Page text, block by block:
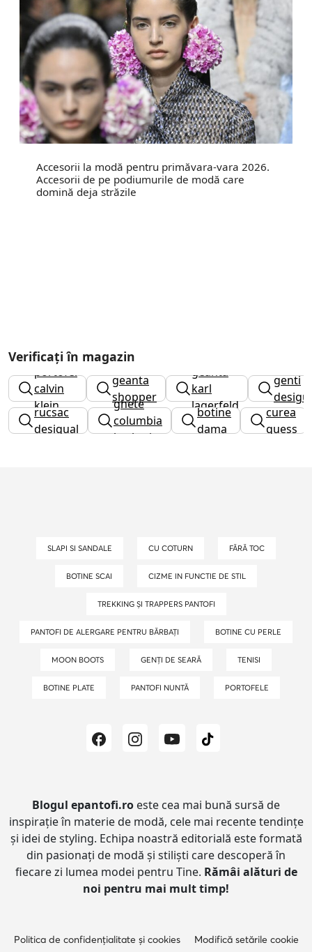
Accesorii la modă pentru primăvara-vara 2026.
Accesorii de pe podiumurile de modă care
domină deja străzile
Verificați în magazin
portofel
calvin
klein
geanta
shopper
geanta
karl
lagerfeld
genti
rucsac
desigual
ghete
columbia
barbati
botine
dama
curea
guess
SLAPI SI SANDALE CU COTURN FĂRĂ TOC
BOTINE SCAI CIZME IN FUNCTIE DE STIL
TREKKING ȘI TRAPPERS PANTOFI
PANTOFI DE ALERGARE PENTRU BĂRBAȚI BOTINE CU PERLE
MOON BOOTS GENȚI DE SEARĂ TENISI
BOTINE PLATE PANTOFI NUNTĂ PORTOFELE
Blogul epantofi.ro este cea mai bună sursă de
inspirație în materie de modă, cele mai recente tendințe
și idei de styling. Echipa noastră editorială este formată
din pasionați de modă și stiliști care descoperă în
fiecare zi lumea modei pentru Tine. Rămâi alături de
noi pentru mai mult timp!
Politica de confidențialitate și cookies
Modifică setările cookie